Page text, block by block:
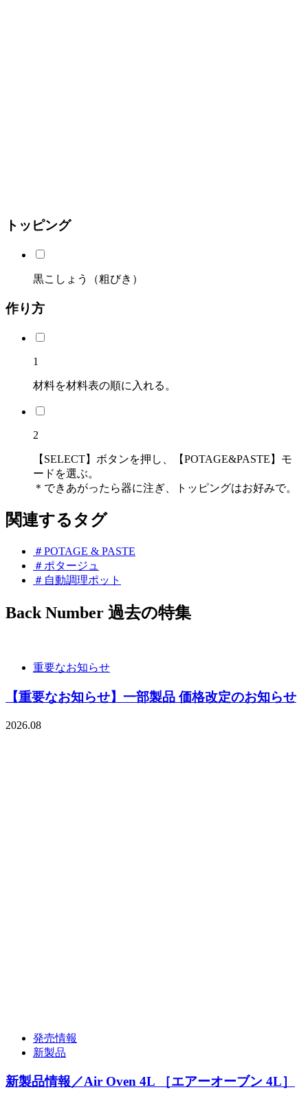
トッピング
黒こしょう（粗びき）
作り方
1
材料を材料表の順に入れる。
2
【SELECT】ボタンを押し、【POTAGE&PASTE】モ
ードを選ぶ。
＊できあがったら器に注ぎ、トッピングはお好みで。
関連するタグ
＃POTAGE & PASTE
＃ポタージュ
＃自動調理ポット
Back Number 過去の特集
重要なお知らせ
【重要なお知らせ】一部製品 価格改定のお知らせ
2026.08
発売情報
新製品
新製品情報／Air Oven 4L ［エアーオーブン 4L］